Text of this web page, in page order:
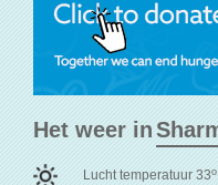
Het weer in
Lucht temperatuur 33o